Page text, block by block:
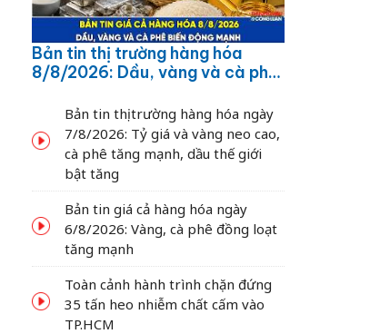
Bản tin thị trường hàng hóa
8/8/2026: Dầu, vàng và cà phê
Bản tin thị trường hàng hóa ngày
7/8/2026: Tỷ giá và vàng neo cao,
cà phê tăng mạnh, dầu thế giới
bật tăng
Bản tin giá cả hàng hóa ngày
6/8/2026: Vàng, cà phê đồng loạt
tăng mạnh
Toàn cảnh hành trình chặn đứng
35 tấn heo nhiễm chất cấm vào
TP.HCM